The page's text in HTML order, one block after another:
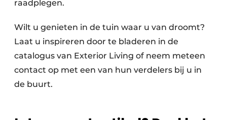
raadplegen.
Wilt u genieten in de tuin waar u van droomt?
Laat u inspireren door te bladeren in de
catalogus van Exterior Living of neem meteen
contact op met een van hun verdelers bij u in
de buurt.